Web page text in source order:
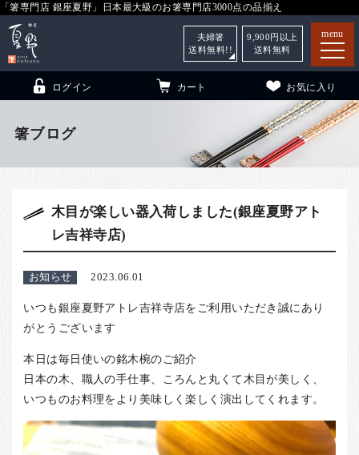
「箸専門店 銀座夏野」日本最大級のお箸専門店3000点の品揃え
menu
子供和食器 （贈答用・自宅用）
銀座夏野・箸長 について
こども和食器 小夏について
ご利用ガイド
法人・飲食店のお客様
お客様の声
お問い合わせ
お知らせ
ログイン カート お気に入り
夫婦箸
送料無料!!
9,900 円以上
送料無料
箸ブログ
木目が楽しい器入荷しました(銀座夏野アト
レ吉祥寺店)
お知らせ 2023.06.01
いつも銀座夏野アトレ吉祥寺店をご利用いただき誠にあり
がとうございます
本日は毎日使いの銘木椀のご紹介
日本の木、職人の手仕事、ころんと丸くて木目が美しく、
いつものお料理をより美味しく楽しく演出してくれます。